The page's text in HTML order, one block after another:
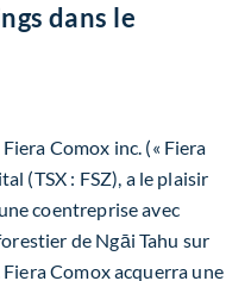
dans le
Comox inc. (« Fiera
(TSX : FSZ), a le plaisir
coentreprise avec
de Ngāi Tahu sur
Comox acquerra une